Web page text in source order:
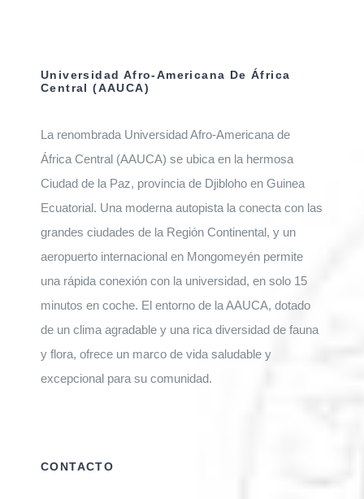
Universidad Afro-Americana De África
Central (AAUCA)
La renombrada Universidad Afro-Americana de
África Central (AAUCA) se ubica en la hermosa
Ciudad de la Paz, provincia de Djibloho en Guinea
Ecuatorial. Una moderna autopista la conecta con las
grandes ciudades de la Región Continental, y un
aeropuerto internacional en Mongomeyén permite
una rápida conexión con la universidad, en solo 15
minutos en coche. El entorno de la AAUCA, dotado
de un clima agradable y una rica diversidad de fauna
y flora, ofrece un marco de vida saludable y
excepcional para su comunidad.
CONTACTO